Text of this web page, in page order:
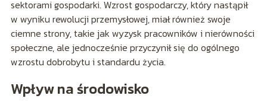
sektorami gospodarki. Wzrost gospodarczy, który nastąpił
w wyniku rewolucji przemysłowej, miał również swoje
ciemne strony, takie jak wyzysk pracowników i nierówności
społeczne, ale jednocześnie przyczynił się do ogólnego
wzrostu dobrobytu i standardu życia.
Wpływ na środowisko